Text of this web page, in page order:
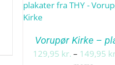
Vorupør Kirke –
129,95 kr. – 149,95